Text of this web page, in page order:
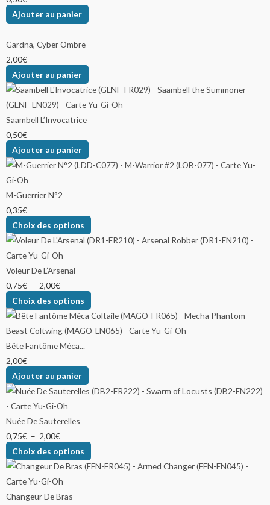
Ajouter au panier
Gardna, Cyber Ombre
2,00€
Ajouter au panier
Saambell L’Invocatrice
0,50€
Ajouter au panier
M-Guerrier N°2
0,35€
Choix des options
Voleur De L’Arsenal
0,75€ – 2,00€
Choix des options
Bête Fantôme Méca...
2,00€
Ajouter au panier
Nuée De Sauterelles
0,75€ – 2,00€
Choix des options
Changeur De Bras